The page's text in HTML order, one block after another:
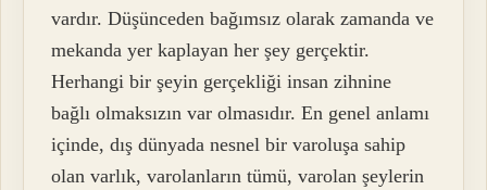
vardır. Düşünceden bağımsız olarak zamanda ve
mekanda yer kaplayan her şey gerçektir.
Herhangi bir şeyin gerçekliği insan zihnine
bağlı olmaksızın var olmasıdır. En genel anlamı
içinde, dış dünyada nesnel bir varoluşa sahip
olan varlık, varolanların tümü, varolan şeylerin